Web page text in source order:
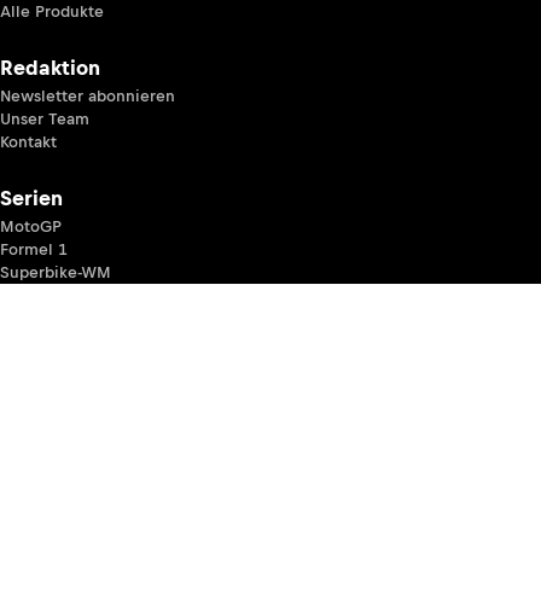
Alle Produkte
Redaktion
Newsletter abonnieren
Unser Team
Kontakt
Serien
MotoGP
Formel 1
Superbike-WM